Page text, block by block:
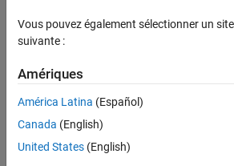
Ingénierie des versions
Actuellement,
aucune
offre
d'emploi
Vous pouvez également sélectionner un
suivante :
Amériques
América Latina (Español)
Canada (English)
United States (English)